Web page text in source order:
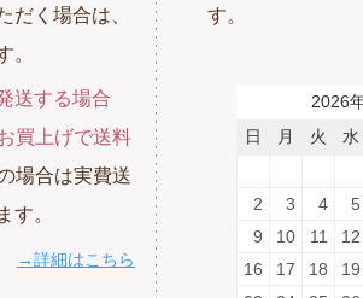
だく場合は、
。
送する場合
買上げで送料
場合は実費送
す。
→詳細はこちら
す。